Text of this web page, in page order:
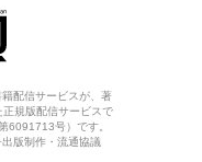
配信サービスが、著
規版配信サービスで
6091713号）です。
版制作・流通協議